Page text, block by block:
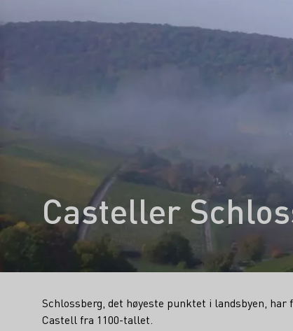
Casteller
Schlossberg, det høyeste punktet i landsbyen,
Castell fra 1100-tallet.